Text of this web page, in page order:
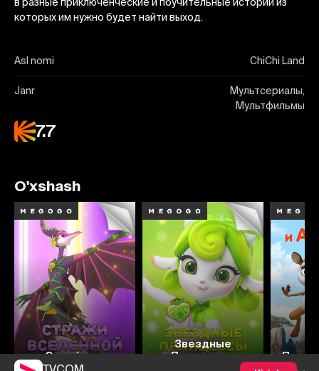
которых им нужно будет найти выход.
Asl nomi ChiChi Land
Janr
Мультсериалы,
Мультфильмы
7.7
O'xshash
Cosmicrew
8.0
Звездные
Принцессы
Панда